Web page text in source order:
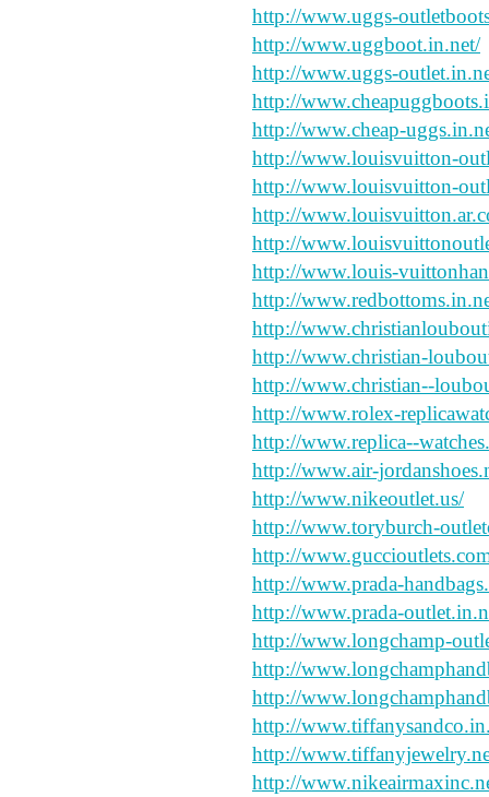
http://www.uggs-
http://www.uggboot.in.net/
http://www.uggs-
http://
http://www.cheap-
http://www.louisvuitton-
http://www.louisvuitton-
http://
http://
http://www.louis-
http://
http://
http://www.christian-
http://www.christian--
http://www.rolex-
http://www.replica--
http://www.air-
http://www.nikeoutlet.us/
http://www.toryburch-
http://
http://www.prada-
http://www.prada-
http://www.longchamp-
http://
http://
http://
http://
http://